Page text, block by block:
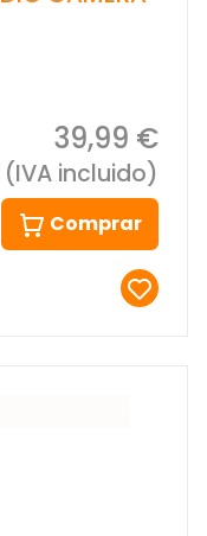
39,99 €
(IVA incluido)
Comprar